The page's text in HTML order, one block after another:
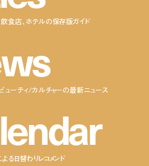
飲食店、ホテルの保存版ガイド
ws
ューティ/カルチャーの最新ニュース
endar
る日替わりレコメンド